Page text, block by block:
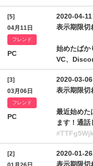
[5]
04月11日
フレンド
PC
2020-04-
表示期限切
始めたばか
VC、
[3]
03月06日
フレンド
PC
2020-03-
表示期限切
最近始めた
ます！通話
[2]
2020-01-
表示期限切